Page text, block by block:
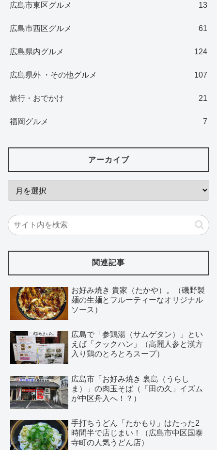
広島市東区グルメ 13
広島市西区グルメ 61
広島県内グルメ 124
広島県外 ・その他グルメ 107
旅行・おでかけ 21
福岡グルメ 7
アーカイブ
関連記事
お好み焼き 貴家（たかや）。（磯野製
麺の生麺とフルーティーなオリジナル
ソース）
広島で「参鶏湯（サムゲタン）」とい
えば「クックハン」（高麗人参と漢方
入り鶏のとろとろスープ）
広島市「お好み焼き 裏島（うらし
ま）」の肉玉そば（「田の久」イズム
が中区舟入へ！？）
手打ちうどん「たかもり」はたった2
時間半で店じまい！（広島市中区国泰
寺町の人気うどん店）